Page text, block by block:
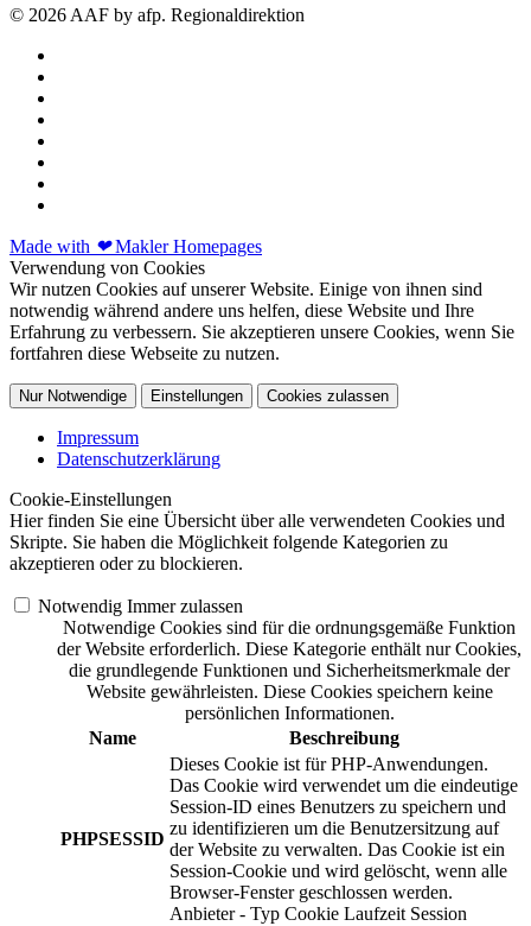
© 2026 AAF by afp. Regionaldirektion
Made with ❤Makler Homepages
Verwendung von Cookies
Wir nutzen Cookies auf unserer Website. Einige von ihnen sind
notwendig während andere uns helfen, diese Website und Ihre
Erfahrung zu verbessern. Sie akzeptieren unsere Cookies, wenn Sie
fortfahren diese Webseite zu nutzen.
Nur Notwendige Einstellungen Cookies zulassen
Impressum
Datenschutzerklärung
Cookie-Einstellungen
Hier finden Sie eine Übersicht über alle verwendeten Cookies und
Skripte. Sie haben die Möglichkeit folgende Kategorien zu
akzeptieren oder zu blockieren.
Notwendig Immer zulassen
Notwendige Cookies sind für die ordnungsgemäße Funktion
der Website erforderlich. Diese Kategorie enthält nur Cookies,
die grundlegende Funktionen und Sicherheitsmerkmale der
Website gewährleisten. Diese Cookies speichern keine
persönlichen Informationen.
Name
Beschreibung
PHPSESSID
Dieses Cookie ist für PHP-Anwendungen.
Das Cookie wird verwendet um die eindeutige
Session-ID eines Benutzers zu speichern und
zu identifizieren um die Benutzersitzung auf
der Website zu verwalten. Das Cookie ist ein
Session-Cookie und wird gelöscht, wenn alle
Browser-Fenster geschlossen werden.
Anbieter - Typ Cookie Laufzeit Session